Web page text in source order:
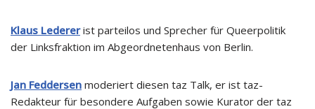
Klaus Ledererist parteilos und Sprecher für Queerpolitik
der Linksfraktion im Abgeordnetenhaus von Berlin.
Jan Feddersen moderiert diesen taz Talk, er ist taz-
Redakteur für besondere Aufgaben sowie Kurator der taz